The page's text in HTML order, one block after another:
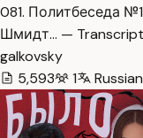
081. Политбеседа
Шмидт… — Transcript
galkovsky
5,593
1 Russian